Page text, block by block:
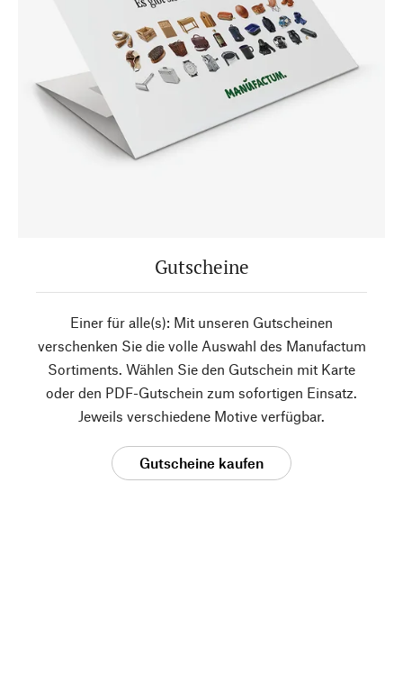
Gutscheine
Einer für alle(s): Mit unseren Gutscheinen
verschenken Sie die volle Auswahl des Manufactum
Sortiments. Wählen Sie den Gutschein mit Karte
oder den PDF-Gutschein zum sofortigen Einsatz.
Jeweils verschiedene Motive verfügbar.
Gutscheine kaufen